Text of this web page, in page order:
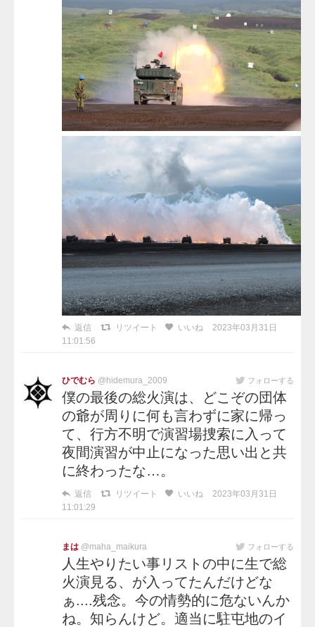
返信 リツイート いいね
2023年03月31日
11:01:56
ひでむら @hidemura_2009 フォローする
僕の最後の総火演は、どこぞの団体
の爺が周りに何も言わずに家に帰っ
て、行方不明で演習場捜索に入って
夜間演習が中止になった思い出と共
に終わったな…。
返信 リツイート いいね
2023年03月31日
11:01:29
まは @maha_maikura フォローする
人生やりたい事リストの中に生で総
火演見る、が入ってたんだけどな
ぁ....残念。今の情勢的に危ないんか
ね。知らんけど。適当に駐屯地のイ